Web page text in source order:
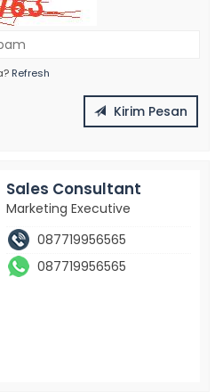
Refresh
Kirim Pesan
Sales Consultant
Marketing Executive
087719956565
087719956565